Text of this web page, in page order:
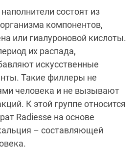
состоят из
компонентов,
или гиалуроновой кислоты.
их распада,
искусственные
Такие филлеры не
человека и не вызывают
К этой группе относится
Radiesse на основе
– составляющей